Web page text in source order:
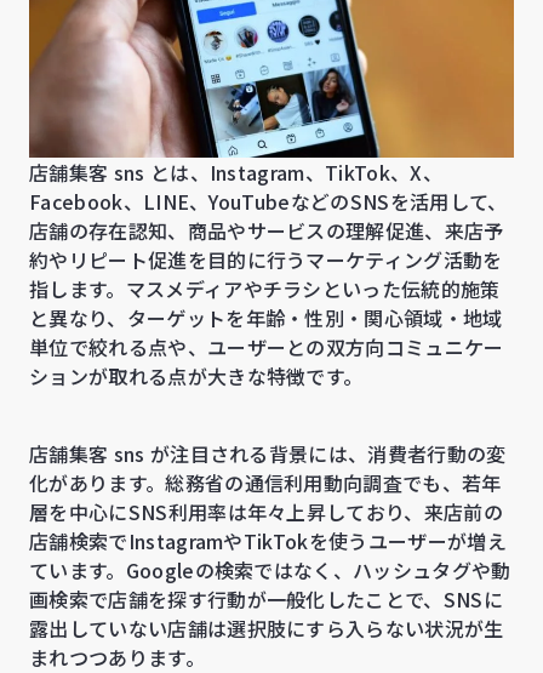
店舗集客 sns とは、Instagram、TikTok、X、
Facebook、LINE、YouTubeなどのSNSを活用して、
店舗の存在認知、商品やサービスの理解促進、来店予
約やリピート促進を目的に行うマーケティング活動を
指します。マスメディアやチラシといった伝統的施策
と異なり、ターゲットを年齢・性別・関心領域・地域
単位で絞れる点や、ユーザーとの双方向コミュニケー
ションが取れる点が大きな特徴です。
店舗集客 sns が注目される背景には、消費者行動の変
化があります。総務省の通信利用動向調査でも、若年
層を中心にSNS利用率は年々上昇しており、来店前の
店舗検索でInstagramやTikTokを使うユーザーが増え
ています。Googleの検索ではなく、ハッシュタグや動
画検索で店舗を探す行動が一般化したことで、SNSに
露出していない店舗は選択肢にすら入らない状況が生
まれつつあります。